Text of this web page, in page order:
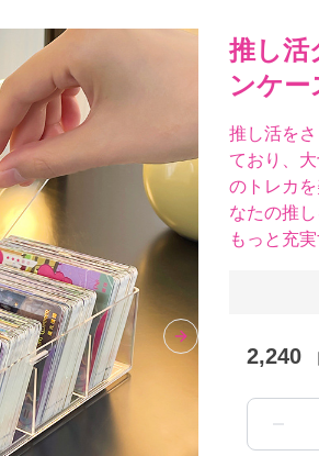
Next slide
推し活
ンケー
推し活を
ており、
のトレカ
なたの推
もっと充
2,240